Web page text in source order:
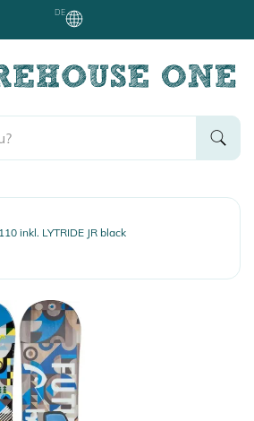
DE
inkl. LYTRIDE JR black